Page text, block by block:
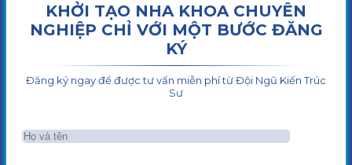
KHỞI TẠO NHA KHOA CHUYÊN
NGHIỆP CHỈ VỚI MỘT BƯỚC ĐĂNG
KÝ
Đăng ký ngay để được tư vấn miễn phí từ Đội Ngũ Kiến Trúc
Sư